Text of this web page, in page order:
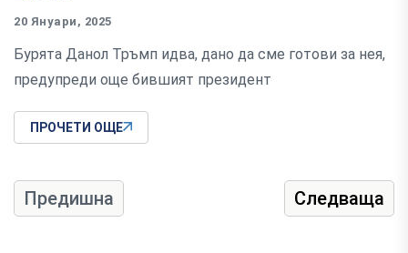
20 Януари, 2025
Бурята Данол Тръмп идва, дано да сме готови за нея,
предупреди още бившият президент
ПРОЧЕТИ ОЩЕ
Предишна Следваща